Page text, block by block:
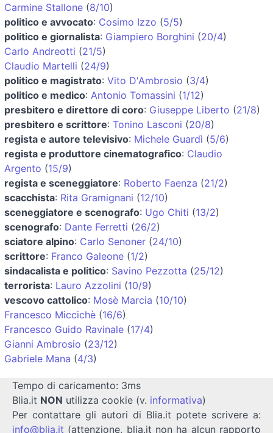
Carmine Stallone (8/10)
politico e avvocato: Cosimo Izzo (5/5)
politico e giornalista: Giampiero Borghini (20/4)
Carlo Andreotti (21/5)
Claudio Martelli (24/9)
politico e magistrato: Vito D'Ambrosio (3/4)
politico e medico: Antonio Tomassini (1/12)
presbitero e direttore di coro: Giuseppe Liberto (21/8)
presbitero e scrittore: Tonino Lasconi (20/8)
regista e autore televisivo: Michele Guardì (5/6)
regista e produttore cinematografico: Claudio
Argento (15/9)
regista e sceneggiatore: Roberto Faenza (21/2)
scacchista: Rita Gramignani (12/10)
sceneggiatore e scenografo: Ugo Chiti (13/2)
scenografo: Dante Ferretti (26/2)
sciatore alpino: Carlo Senoner (24/10)
scrittore: Franco Galeone (1/2)
sindacalista e politico: Savino Pezzotta (25/12)
terrorista: Lauro Azzolini (10/9)
vescovo cattolico: Mosè Marcia (10/10)
Francesco Miccichè (16/6)
Francesco Guido Ravinale (17/4)
Gianni Ambrosio (23/12)
Gabriele Mana (4/3)
Tempo di caricamento: 3ms
Blia.it NON utilizza cookie (v. informativa)
Per contattare gli autori di Blia.it potete scrivere a:
info@blia.it (attenzione, blia.it non ha alcun rapporto